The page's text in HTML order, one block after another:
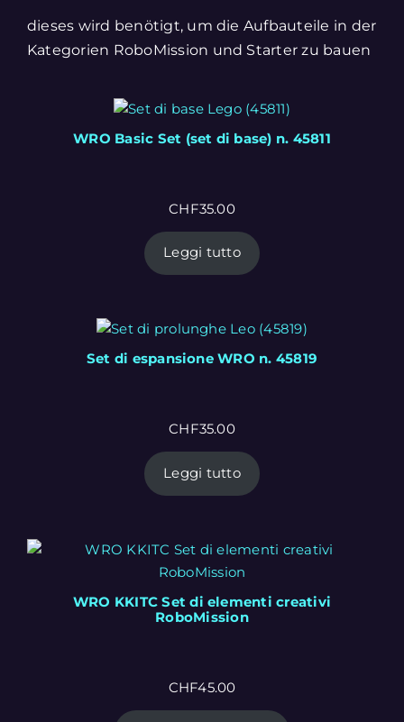
dieses wird benötigt, um die Aufbauteile in der
Kategorien RoboMission und Starter zu bauen
WRO Basic Set (set di base) n. 45811
CHF35.00
Leggi tutto
Set di espansione WRO n. 45819
CHF35.00
Leggi tutto
WRO KKITC Set di elementi creativi
RoboMission
CHF45.00